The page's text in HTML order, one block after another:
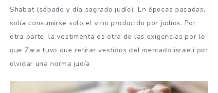
Shabat (sábado y día sagrado judío). En épocas pasadas,
solía consumirse solo el vino producido por judíos. Por
otra parte, la vestimenta es otra de las exigencias por lo
que Zara tuvo que retirar vestidos del mercado israelí por
olvidar una norma judía